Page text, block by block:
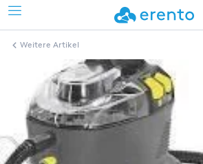
Weitere Artikel